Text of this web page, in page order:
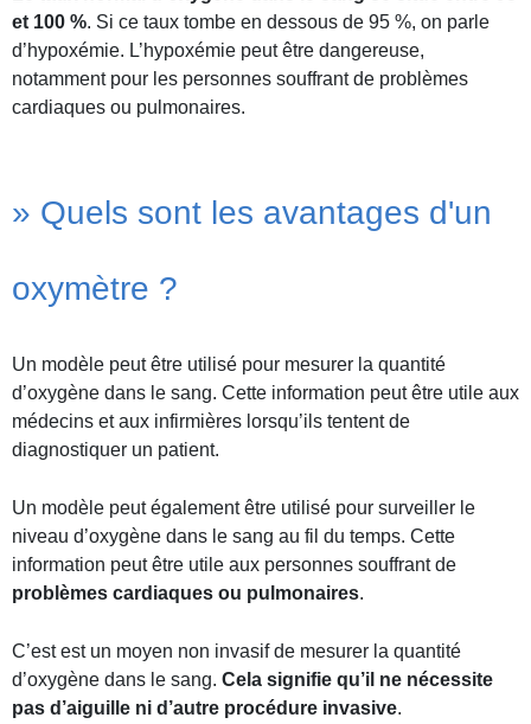
et 100 %. Si ce taux tombe en dessous de 95 %, on parle
d’hypoxémie. L’hypoxémie peut être dangereuse,
notamment pour les personnes souffrant de problèmes
cardiaques ou pulmonaires.
» Quels sont les avantages d'un
oxymètre ?
Un modèle peut être utilisé pour mesurer la quantité
d’oxygène dans le sang. Cette information peut être utile aux
médecins et aux infirmières lorsqu’ils tentent de
diagnostiquer un patient.
Un modèle peut également être utilisé pour surveiller le
niveau d’oxygène dans le sang au fil du temps. Cette
information peut être utile aux personnes souffrant de
problèmes cardiaques ou pulmonaires.
C’est est un moyen non invasif de mesurer la quantité
d’oxygène dans le sang. Cela signifie qu’il ne nécessite
pas d’aiguille ni d’autre procédure invasive.